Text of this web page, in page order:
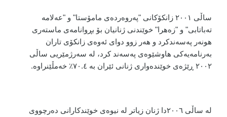
ساڵی ٢٠٠١ زانکۆکانی "پەروەردەی مامۆستا" و "عەلامە
تەباتابی" و "زەهرا" خوێندنی ژنانیان بۆ بڕوانامەی ماستەری
هونەر پەسەندکرد و هەر زوو دوای ئەوەی زانکۆی تاران
بەرنامەیەکی هاوشێوەی پەسەند کرد، لە سەرژمێریی ساڵی
٢٠٠٢ ڕێژەی خوێندەواری ژنانی ئێران بە ٧٠.٤٪ خەمڵێنراوە.
لە ساڵی ٢٠٠٦دا ژنان زیاتر لە نیوەی خوێندکارانی دەرچووی